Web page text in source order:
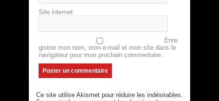
Site internet
Enre
gistrer mon nom, mon e-mail et mon site dans le
navigateur pour mon prochain commentaire.
Ce site utilise Akismet pour réduire les indésirables.